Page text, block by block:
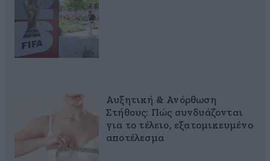
Αυξητική & Ανόρθωση
Στήθους: Πώς συνδυάζονται
για το τέλειο, εξατομικευμένο
αποτέλεσμα